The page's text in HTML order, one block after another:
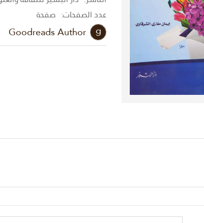
عدد الصفحات: صفحة
Goodreads Author